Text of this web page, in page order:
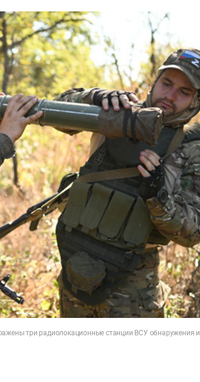
три радиолокационные станции ВСУ обнаружения и